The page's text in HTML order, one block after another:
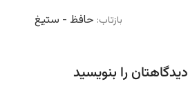
بازتاب: حافظ - ستیغ
دیدگاهتان را بنویسید